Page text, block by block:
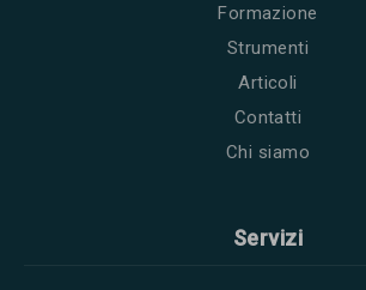
Formazione
Strumenti
Articoli
Contatti
Chi siamo
Servizi